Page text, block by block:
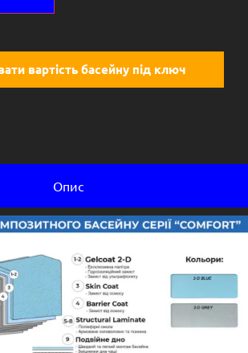
вартість басейну під ключ
Опис